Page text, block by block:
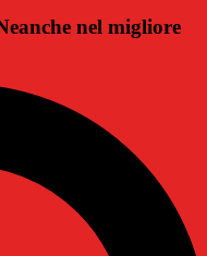
nel migliore